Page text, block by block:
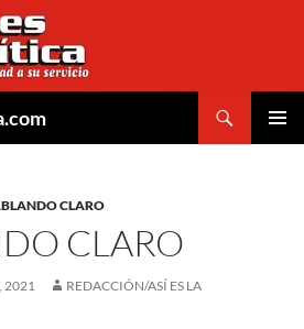
CLARO
CLARO
2021
REDACCIÓN/ASÍ ES LA